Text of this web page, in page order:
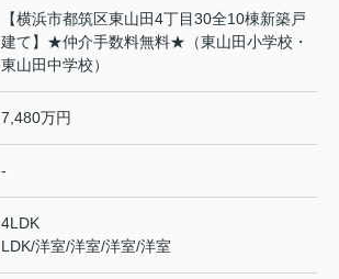
【横浜市都筑区東山田4丁目30全10棟新築戸
建て】★仲介手数料無料★（東山田小学校・
東山田中学校）
7,480万円
-
4LDK
LDK/洋室/洋室/洋室/洋室